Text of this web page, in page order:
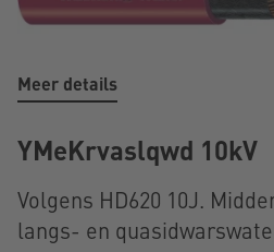
Meer details
YMeKrvaslqwd 10kV
Volgens HD620 10J.
langs- en